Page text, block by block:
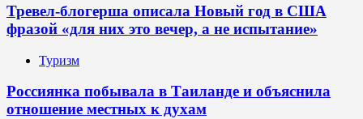
Тревел-блогерша описала Новый год в США
фразой «для них это вечер, а не испытание»
Туризм
Россиянка побывала в Таиланде и объяснила
отношение местных к духам